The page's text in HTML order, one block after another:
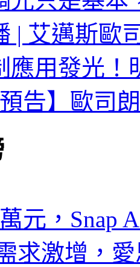
| 艾邁斯歐
應用發光！
預告】歐司
元，Snap
求激增，